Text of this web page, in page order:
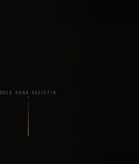
ROLE PARA ASSISTIR